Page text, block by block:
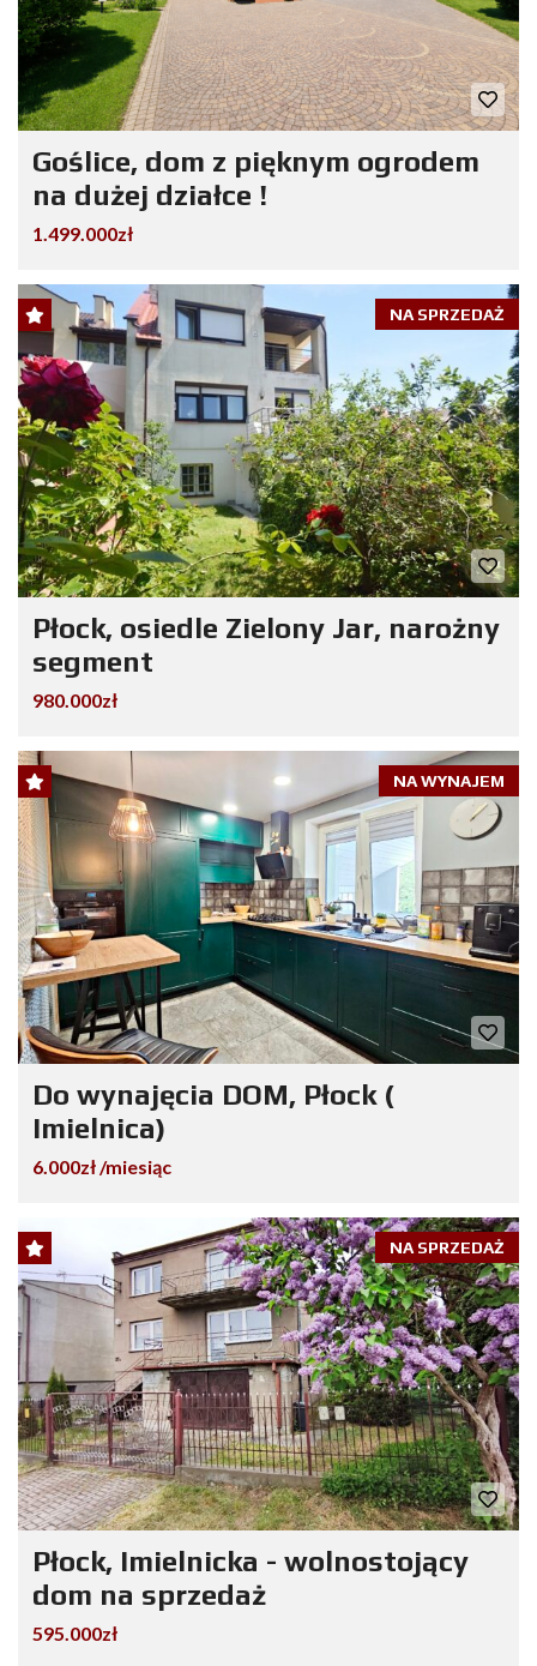
Goślice, dom z pięknym ogrodem
na dużej działce !
1.499.000zł
NA SPRZEDAŻ
Płock, osiedle Zielony Jar, narożny
segment
980.000zł
NA WYNAJEM
Do wynajęcia DOM, Płock (
Imielnica)
6.000zł /miesiąc
NA SPRZEDAŻ
Płock, Imielnicka - wolnostojący
dom na sprzedaż
595.000zł